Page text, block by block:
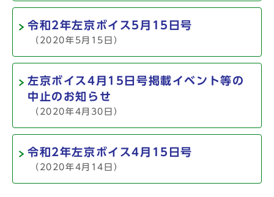
令和2年左京ボイス5月15日号
（2020年5月15日）
左京ボイス4月15日号掲載イベント等の
中止のお知らせ
（2020年4月30日）
令和2年左京ボイス4月15日号
（2020年4月14日）